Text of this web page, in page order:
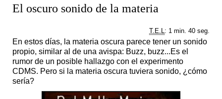
El oscuro sonido de la materia
T.E.L : 1 min. 40 seg.
En estos días, la materia oscura parece tener un sonido
propio, similar al de una avispa: Buzz, buzz...Es el
rumor de un posible hallazgo con el experimento
CDMS. Pero si la materia oscura tuviera sonido, ¿cómo
sería?